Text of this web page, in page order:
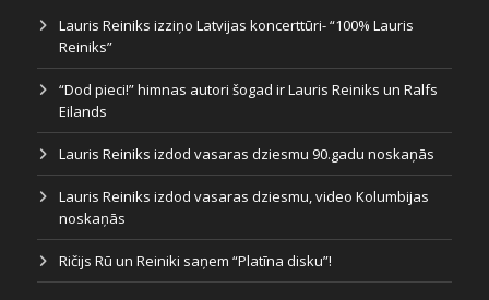
Lauris Reiniks izziņo Latvijas koncerttūri- “100% Lauris
Reiniks”
“Dod pieci!” himnas autori šogad ir Lauris Reiniks un Ralfs
Eilands
Lauris Reiniks izdod vasaras dziesmu 90.gadu noskaņās
Lauris Reiniks izdod vasaras dziesmu, video Kolumbijas
noskaņās
Ričijs Rū un Reiniki saņem “Platīna disku”!